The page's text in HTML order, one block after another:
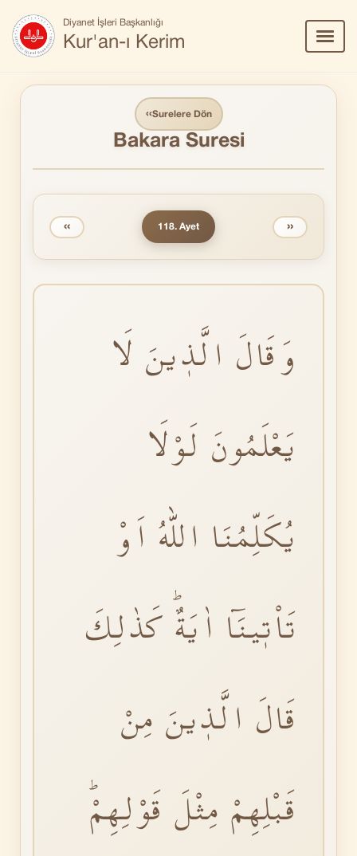
Diyanet İşleri Başkanlığı
Kur'an-ı Kerim
Aç/
‹‹Surelere Dön
Bakara Suresi
‹‹ 118. Ayet ››
وَقَالَ الَّذٖينَ لَا
يَعْلَمُونَ لَوْلَا
يُكَلِّمُنَا اللّٰهُ اَوْ
تَاْتٖينَٓا اٰيَةٌۜ كَذٰلِكَ
قَالَ الَّذٖينَ مِنْ
قَبْلِهِمْ مِثْلَ قَوْلِهِمْۜ